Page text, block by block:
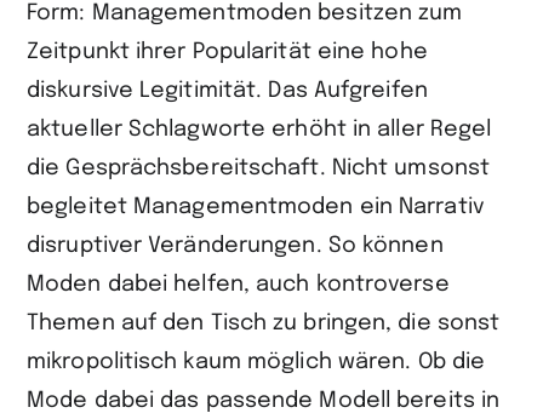
Form: Managementmoden besitzen zum
Zeitpunkt ihrer Popularität eine hohe
diskursive Legitimität. Das Aufgreifen
aktueller Schlagworte erhöht in aller Regel
die Gesprächsbereitschaft. Nicht umsonst
begleitet Managementmoden ein Narrativ
disruptiver Veränderungen. So können
Moden dabei helfen, auch kontroverse
Themen auf den Tisch zu bringen, die sonst
mikropolitisch kaum möglich wären. Ob die
Mode dabei das passende Modell bereits in